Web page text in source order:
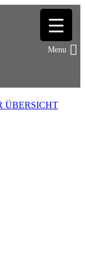
ÜBERSICHT